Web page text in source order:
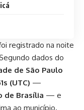
registrado na noite
dados do
de São Paulo
(UTC) —
de Brasília — e
ao município.